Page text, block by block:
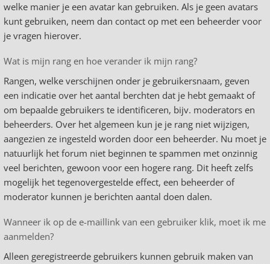
welke manier je een avatar kan gebruiken. Als je geen avatars
kunt gebruiken, neem dan contact op met een beheerder voor
je vragen hierover.
Wat is mijn rang en hoe verander ik mijn rang?
Rangen, welke verschijnen onder je gebruikersnaam, geven
een indicatie over het aantal berchten dat je hebt gemaakt of
om bepaalde gebruikers te identificeren, bijv. moderators en
beheerders. Over het algemeen kun je je rang niet wijzigen,
aangezien ze ingesteld worden door een beheerder. Nu moet je
natuurlijk het forum niet beginnen te spammen met onzinnig
veel berichten, gewoon voor een hogere rang. Dit heeft zelfs
mogelijk het tegenovergestelde effect, een beheerder of
moderator kunnen je berichten aantal doen dalen.
Wanneer ik op de e-maillink van een gebruiker klik, moet ik me
aanmelden?
Alleen geregistreerde gebruikers kunnen gebruik maken van